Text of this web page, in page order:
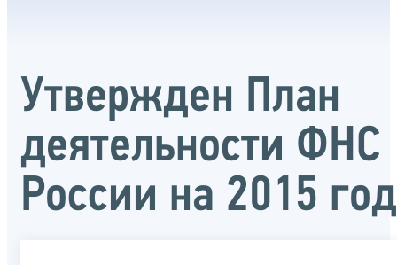
Утвержден План
деятельности ФНС
России на 2015 год